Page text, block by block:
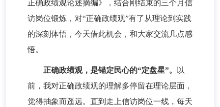
正确政绩观论述摘编》，结合刚结束的三个月信
访岗位锻炼，对“正确政绩观”有了从理论到实践
的深刻体悟，今天借此机会，和大家交流几点感
悟。
正确政绩观，是锚定民心的“定盘星”。
以
前，我对正确政绩观的理解多停留在理论层面，
觉得抽象而遥远。直到走上信访岗位一线，每天